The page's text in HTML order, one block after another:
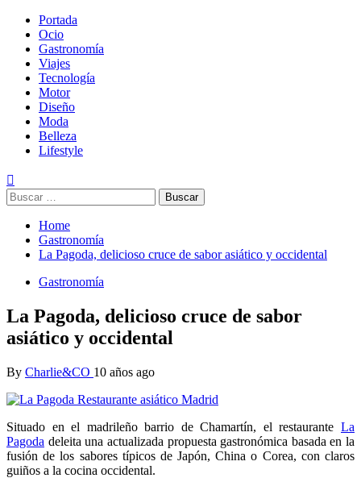
Skip
content
Magazine de gastronomía, belleza, ocio, viajes, motor, tecnología,
diseño…
Magazine de gastronomía, belleza, ocio, viajes, motor, tecnología,
diseño…
Primary
Menu
Portada
Ocio
Gastronomía
Viajes
Tecnología
Motor
Diseño
Moda
Belleza
Lifestyle
Buscar:
Home
Gastronomía
La Pagoda, delicioso cruce de sabor asiático y occidental
Gastronomía
La Pagoda, delicioso cruce de sabor
asiático y occidental
By Charlie&CO 10 años ago
Situado en el madrileño barrio de Chamartín, el restaurante La
Pagoda deleita una actualizada propuesta gastronómica basada en la
fusión de los sabores típicos de Japón, China o Corea, con claros
guiños a la cocina occidental.